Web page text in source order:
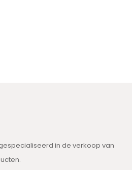
in de verkoop van